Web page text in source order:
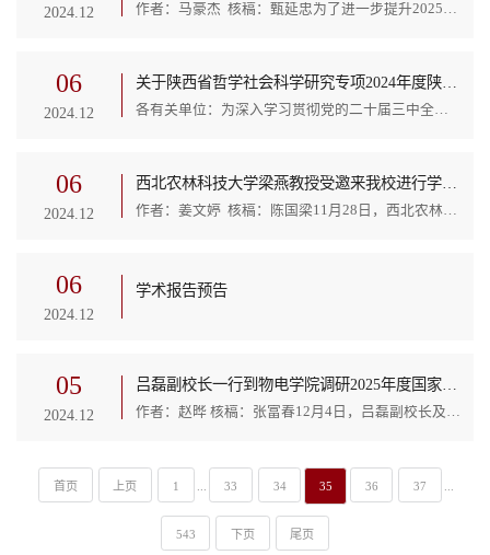
2024.12 作者：马豪杰 核稿：甄延忠为了进一步提升2025年度国家自然科学基金项目的申报水平，12月6日下午，福州大学王绪绪教授应科技处、化学与化工学院邀请，在我校化工大楼1019会议室做了《国家自然科学基金申报书撰写要点》的报告。化学与化工学院、教科院等学院30余名教师参加了报告会，会议由化学与化工学院院长甄延忠教授主持。报告会上，王绪绪教授依托自己丰富的申报经验，向老师们介绍了国科金申请书的评审流程、定位以及撰写细节。...
06
2024.12 各有关单位：为深入学习贯彻党的二十届三中全会与全国教育大会精神，贯彻落实新时代学校思政课建设推进会精神，助力新时代陕西高校思想政治教育高质量发展，陕西省社会科学界联合会（以下简称“省社科联”）、陕西省高等学校思想政治教育研究会（以下简称“省高校政研会”）以及陕西省社会科学高端智库（陕西省高校网络舆情与思想动态研究中心），根据《陕西省哲学社会科学研究专项管理办法》和《陕西省哲学社会科学研究专项合作项目实施办法（...
06
2024.12 作者：姜文婷 核稿：陈国梁11月28日，西北农林科技大学梁燕教授受我校科学技术处、生命科学学院和黄土高原资源植物研究与利用省市共建重点实验室的邀请，为我校师生做了题为“番茄分子育种技术创新与优质多抗新品种选育”的报告。报告会由生命科学学院院长陈国梁教授主持，生命科学学院40余名师生参加了此次报告会。梁燕教授提出病害、高温、干旱、土壤盐渍化等是番茄产业健康发展的主要因素，培育优质多抗新品种是番茄产业绿色发展急需解决的科学问题。...
06
2024.12
学术报告预告
05
2024.12 作者：赵晔 核稿：张富春12月4日，吕磊副校长及科技处处长白宗文一行深入物电学院调研2025年度国家自然科学基金项目申报工作情况，物电学院党委书记常胜伟、院长张富春、科研秘书赵晔及全体博士参加。2025年国家自然科学基金申报已进入关键时期，为推进国家自然科学基金申报工作，物电学院围绕“抓重点、提质量、促交流、保目标”的工作思路，制定了工作计划。赵晔汇报了物电学院2025年国家自然科学基金项目申报的推进措施，对学院申报基金的师资现状进行了分析，...
首页 上页 1 33 34 35 36 37
543 下页 尾页